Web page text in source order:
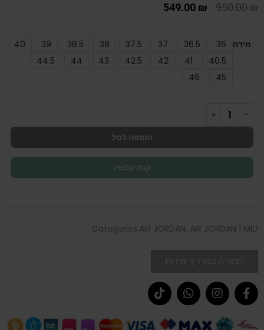
950.00₪
549.00 ₪
מידה 36
36.5
37
37.5
38
38.5
39
40
40.5
41
42
42.5
43
44
44.5
45
46
הוספה לסל
קנה עכשיו
Categories AIR JORDAN, AIR JORDAN 1 MID